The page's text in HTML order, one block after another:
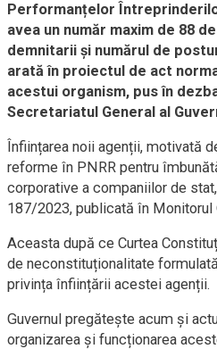
Performanțelor
avea un număr maxim de 88
demnitarii și numărul de
arată în proiectul de act
acestui organism, pus în
Secretariatul General al
Înființarea noii agenții, motivată
reforme în PNRR pentru
corporative a companiilor de
187/2023, publicată în Monitorul
Aceasta după ce Curtea
de neconstituționalitate
privința înființării acestei agenții.
Guvernul pregătește acum și
organizarea și funcționarea